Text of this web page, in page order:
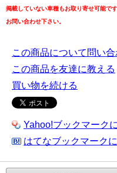
掲載していない車種もお取り寄せ可能で
お問い合わせ下さい。
この商品について問い合
この商品を友達に教える
買い物を続ける
Yahoo!ブックマーク
はてなブックマーク